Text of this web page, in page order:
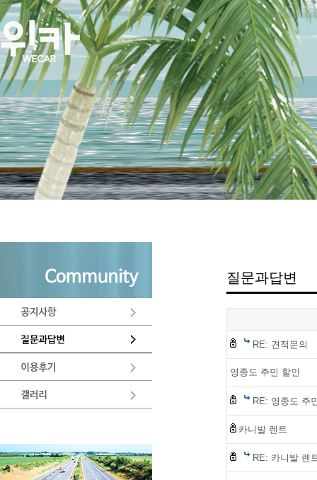
질문과답변
RE: 견적문의
영종도 주민 할인
RE: 영종도 주
카니발 렌트
RE: 카니발 렌